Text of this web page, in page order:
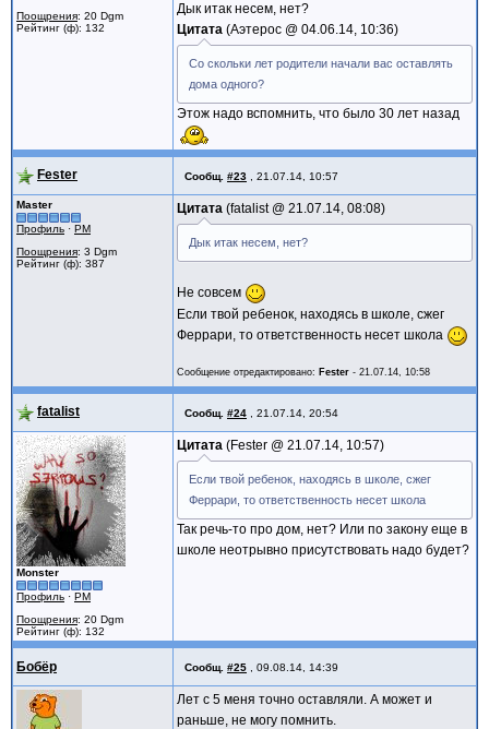
Поощрения: 20 Dgm
Рейтинг (ф): 132
Дык итак несем, нет?
Цитата Аэтерос @ 04.06.14, 10:36
Со скольки лет родители начали вас оставлять
дома одного?
Этож надо вспомнить, что было 30 лет назад
Fester Сообщ. #23 21.07.14, 10:57
Master
Профиль · PM
Поощрения: 3 Dgm
Рейтинг (ф): 387
Цитата fatalist @ 21.07.14, 08:08
Дык итак несем, нет?
Не совсем
Если твой ребенок, находясь в школе, сжег
Феррари, то ответственность несет школа
Сообщение отредактировано: Fester - 21.07.14, 10:58
fatalist Сообщ. #24 21.07.14, 20:54
Monster
Профиль · PM
Поощрения: 20 Dgm
Рейтинг (ф): 132
Цитата Fester @ 21.07.14, 10:57
Если твой ребенок, находясь в школе, сжег
Феррари, то ответственность несет школа
Так речь-то про дом, нет? Или по закону еще в
школе неотрывно присутствовать надо будет?
Бобёр Сообщ. #25 09.08.14, 14:39
Лет с 5 меня точно оставляли. А может и
раньше, не могу помнить.